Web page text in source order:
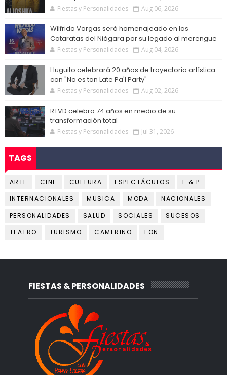
Fiestas y Personalidades Aug 06, 2026
Wilfrido Vargas será homenajeado en las
Cataratas del Niágara por su legado al merengue
Fiestas y Personalidades Aug 04, 2026
Huguito celebrará 20 años de trayectoria artística
con "No es tan Late Pa'l Party"
Fiestas y Personalidades Aug 02, 2026
RTVD celebra 74 años en medio de su
transformación total
Fiestas y Personalidades Jul 31, 2026
TAGS
ARTE CINE CULTURA ESPECTÁCULOS
F & P
INTERNACIONALES
MUSICA MODA
NACIONALES
PERSONALIDADES
SALUD SOCIALES
SUCESOS
TEATRO
TURISMO CAMERINO FON
FIESTAS & PERSONALIDADES